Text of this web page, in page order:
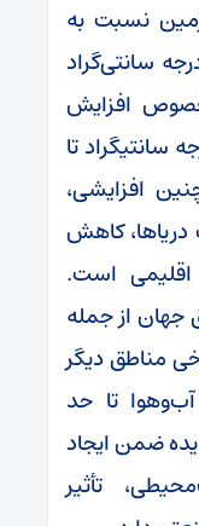
زمین نسبت به
پیشاصنعتی بیش از ۱.۲ درجه سانتی‌گراد
خصوص افزایش
زمین به میزان ۲.۵ درجه سانتیگراد تا
چنین افزایشی،
کاهش
است.
از جمله
مناطق دیگر
تا حد
ضمن ایجاد
تأثیر